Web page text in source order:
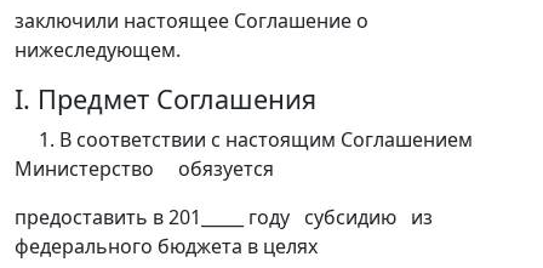
заключили настоящее Соглашение о
нижеследующем.
I. Предмет Соглашения
1. В соответствии с настоящим Соглашением
Министерство обязуется
предоставить в 201_____ году субсидию из
федерального бюджета в целях